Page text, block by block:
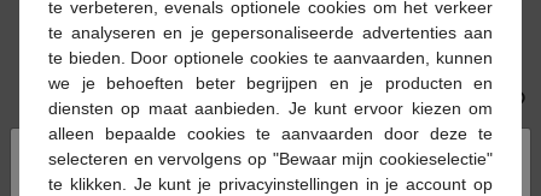
€ 34,76
€ 57,95
Omnibionta 3 Energy
90st
€ 18,61
€ 30,71
Selenium-ACE+D+Zn
tabletten 90+30st
-25%* -22%*
×
te verbeteren, evenals optionele cookies om het verkeer
te analyseren en je gepersonaliseerde advertenties aan
te bieden. Door optionele cookies te aanvaarden, kunnen
we je behoeften beter begrijpen en je producten en
diensten op maat aanbieden. Je kunt ervoor kiezen om
alleen bepaalde cookies te aanvaarden door deze te
selecteren en vervolgens op "Bewaar mijn cookieselectie"
te klikken. Je kunt je privacyinstellingen in je account op